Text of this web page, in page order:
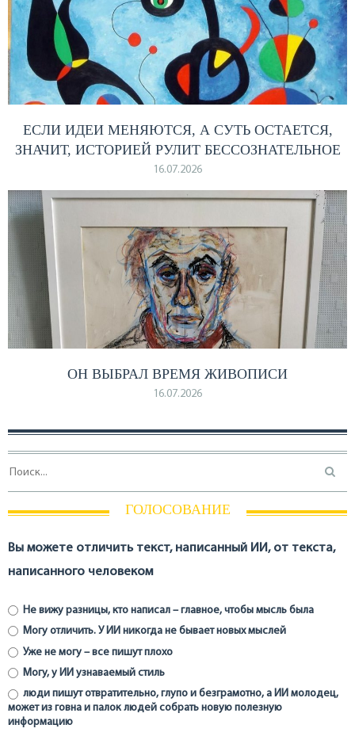
ЕСЛИ ИДЕИ МЕНЯЮТСЯ, А СУТЬ ОСТАЕТСЯ,
ЗНАЧИТ, ИСТОРИЕЙ РУЛИТ БЕССОЗНАТЕЛЬНОЕ
16.07.2026
ОН ВЫБРАЛ ВРЕМЯ ЖИВОПИСИ
16.07.2026
ГОЛОСОВАНИЕ
Вы можете отличить текст, написанный ИИ, от текста,
написанного человеком
Не вижу разницы, кто написал – главное, чтобы мысль была
Могу отличить. У ИИ никогда не бывает новых мыслей
Уже не могу – все пишут плохо
Могу, у ИИ узнаваемый стиль
люди пишут отвратительно, глупо и безграмотно, а ИИ молодец,
может из говна и палок людей собрать новую полезную
информацию